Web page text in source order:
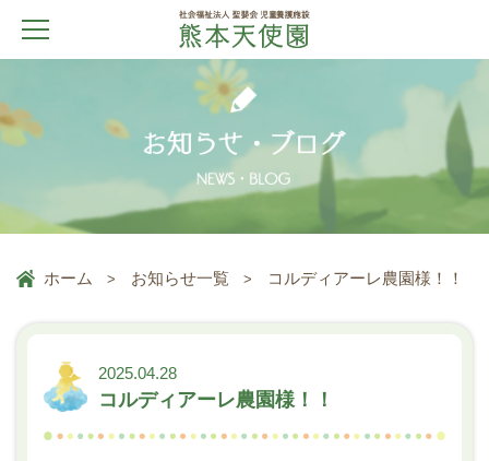
ホーム お知らせ一覧 コルディアーレ農園様！！
2025.04.28
コルディアーレ農園様！！